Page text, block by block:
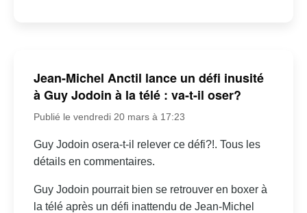
Jean-Michel Anctil lance un défi inusité
à Guy Jodoin à la télé : va-t-il oser?
Publié le vendredi 20 mars à 17:23
Guy Jodoin osera-t-il relever ce défi?!. Tous les
détails en commentaires.
Guy Jodoin pourrait bien se retrouver en boxer à
la télé après un défi inattendu de Jean-Michel